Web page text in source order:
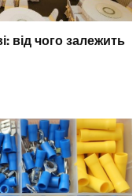
від чого залежить